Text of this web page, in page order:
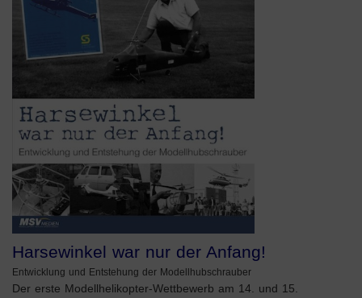
Harsewinkel war nur der Anfang!
Entwicklung und Entstehung der Modellhubschrauber
Der erste Modellhelikopter-Wettbewerb am 14. und 15.